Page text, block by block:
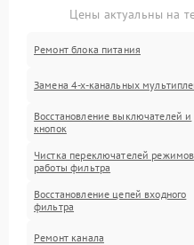
Цены актуальны на
Ремонт блока питания
Замена 4-х-канальных
Восстановление выключателей и
кнопок
Чистка переключателей режимов
работы фильтра
Восстановление цепей входного
фильтра
Ремонт канала